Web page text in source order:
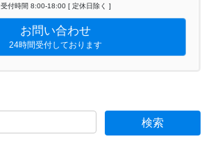
受付時間 8:00-18:00 [ 定休日除く ]
お問い合わせ
24時間受付しております